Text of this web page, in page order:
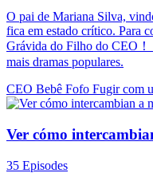
O pai de Mariana Silva,
fica em estado crítico. Para
Grávida do Filho do CEO！
mais dramas populares.
CEO Bebê Fofo Fugir com
Ver cómo
35 Episodes